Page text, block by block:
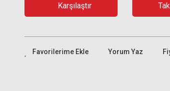
Karşılaştır
Yorum Yaz